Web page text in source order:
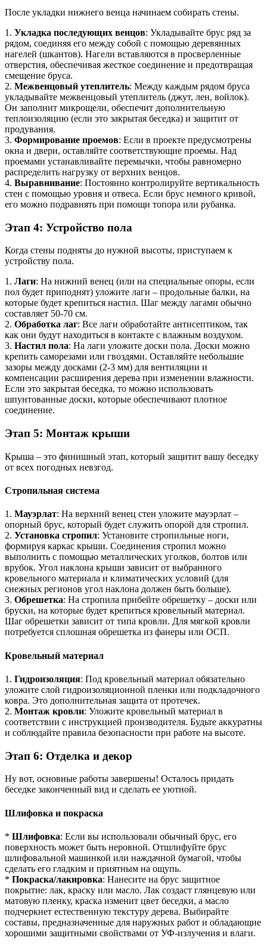
После укладки нижнего венца начинаем собирать стены.
1. Укладка последующих венцов: Укладывайте брус ряд за
рядом, соединяя его между собой с помощью деревянных
нагелей (шкантов). Нагели вставляются в просверленные
отверстия, обеспечивая жесткое соединение и предотвращая
смещение бруса.
2. Межвенцовый утеплитель: Между каждым рядом бруса
укладывайте межвенцовый утеплитель (джут, лен, войлок).
Он заполнит микрощели, обеспечит дополнительную
теплоизоляцию (если это закрытая беседка) и защитит от
продувания.
3. Формирование проемов: Если в проекте предусмотрены
окна и двери, оставляйте соответствующие проемы. Над
проемами устанавливайте перемычки, чтобы равномерно
распределить нагрузку от верхних венцов.
4. Выравнивание: Постоянно контролируйте вертикальность
стен с помощью уровня и отвеса. Если брус немного кривой,
его можно подравнять при помощи топора или рубанка.
Этап 4: Устройство пола
Когда стены подняты до нужной высоты, приступаем к
устройству пола.
1. Лаги: На нижний венец (или на специальные опоры, если
пол будет приподнят) уложите лаги – продольные балки, на
которые будет крепиться настил. Шаг между лагами обычно
составляет 50-70 см.
2. Обработка лаг: Все лаги обработайте антисептиком, так
как они будут находиться в контакте с влажным воздухом.
3. Настил пола: На лаги уложите доски пола. Доски можно
крепить саморезами или гвоздями. Оставляйте небольшие
зазоры между досками (2-3 мм) для вентиляции и
компенсации расширения дерева при изменении влажности.
Если это закрытая беседка, то можно использовать
шпунтованные доски, которые обеспечивают плотное
соединение.
Этап 5: Монтаж крыши
Крыша – это финишный этап, который защитит вашу беседку
от всех погодных невзгод.
Стропильная система
1. Мауэрлат: На верхний венец стен уложите мауэрлат –
опорный брус, который будет служить опорой для стропил.
2. Установка стропил: Установите стропильные ноги,
формируя каркас крыши. Соединения стропил можно
выполнить с помощью металлических уголков, болтов или
врубок. Угол наклона крыши зависит от выбранного
кровельного материала и климатических условий (для
снежных регионов угол наклона должен быть больше).
3. Обрешетка: На стропила прибейте обрешетку – доски или
бруски, на которые будет крепиться кровельный материал.
Шаг обрешетки зависит от типа кровли. Для мягкой кровли
потребуется сплошная обрешетка из фанеры или ОСП.
Кровельный материал
1. Гидроизоляция: Под кровельный материал обязательно
уложите слой гидроизоляционной пленки или подкладочного
ковра. Это дополнительная защита от протечек.
2. Монтаж кровли: Уложите кровельный материал в
соответствии с инструкцией производителя. Будьте аккуратны
и соблюдайте правила безопасности при работе на высоте.
Этап 6: Отделка и декор
Ну вот, основные работы завершены! Осталось придать
беседке законченный вид и сделать ее уютной.
Шлифовка и покраска
* Шлифовка: Если вы использовали обычный брус, его
поверхность может быть неровной. Отшлифуйте брус
шлифовальной машинкой или наждачной бумагой, чтобы
сделать его гладким и приятным на ощупь.
* Покраска/лакировка: Нанесите на брус защитное
покрытие: лак, краску или масло. Лак создаст глянцевую или
матовую пленку, краска изменит цвет беседки, а масло
подчеркнет естественную текстуру дерева. Выбирайте
составы, предназначенные для наружных работ и обладающие
хорошими защитными свойствами от УФ-излучения и влаги.